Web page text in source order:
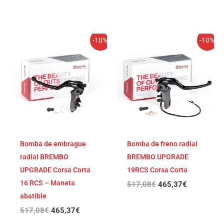
-10%
Bomba de embrague
radial BREMBO
UPGRADE Corsa Corta
16 RCS – Maneta
abatible
517,08€
original
517,08€.
465,37€
precio
actual
es:
465,37€.
-10%
Bomba de freno radial
BREMBO UPGRADE
19RCS Corsa Corta
517,08€
original
era:
517,08€.
465,37€
precio
actual
es:
465,37€.